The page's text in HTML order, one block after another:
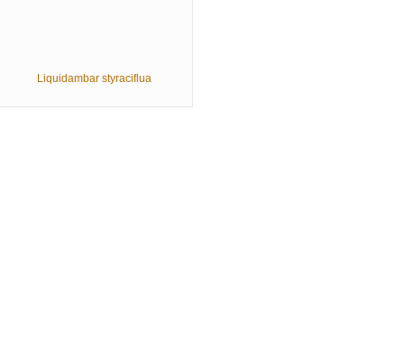
Liquidambar styraciflua